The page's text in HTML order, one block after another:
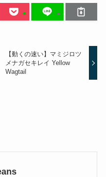
【動くの速い】マミジロツ
メナガセキレイ Yellow
Wagtail